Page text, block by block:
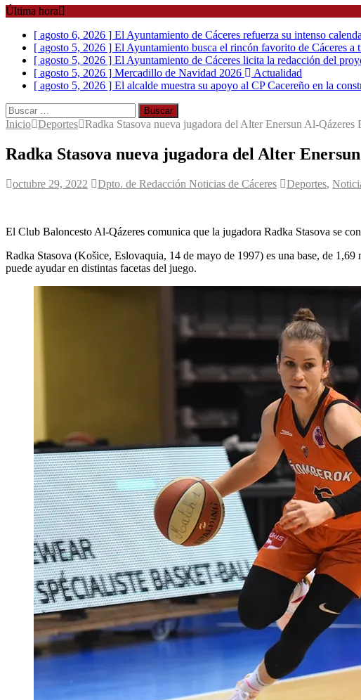
Última hora
[ agosto 6, 2026 ] El Ayuntamiento de Cáceres refuerza su intenso
[ agosto 5, 2026 ] El Ayuntamiento busca el rincón favorito de Cáceres a
[ agosto 5, 2026 ] El Ayuntamiento de Cáceres licita la redacción del
[ agosto 5, 2026 ] Mercadillo de Navidad 2026
Actualidad
[ agosto 5, 2026 ] El alcalde muestra su apoyo al CP Cacereño en la
Buscar:
Inicio Deportes Radka Stasova nueva jugadora del Alter Enersun Al-Qázeres
Radka Stasova nueva jugadora del Alter
octubre 29, 2022 Dpto. de Redacción Noticias de Cáceres Deportes,
El Club Baloncesto Al-Qázeres comunica que la jugadora Radka Stasova se
Radka Stasova (Košice, Eslovaquia, 14 de mayo de 1997) es una base, de
puede ayudar en distintas facetas del juego.